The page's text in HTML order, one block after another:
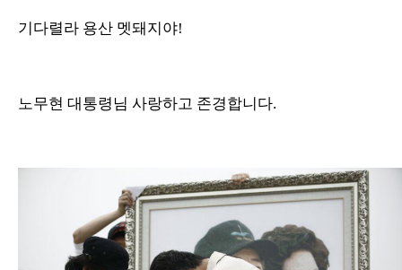
기다렬라 용산 멧돼지야!
노무현 대통령님 사랑하고 존경합니다.